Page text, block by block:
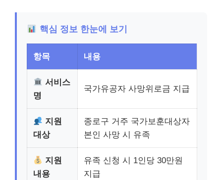
핵심 정보 한눈에 보기
항목 내용
서비스
명
국가유공자 사망위로금 지급
지원
대상
종로구 거주 국가보훈대상자
본인 사망 시 유족
지원
내용
유족 신청 시 1인당 30만원
지급